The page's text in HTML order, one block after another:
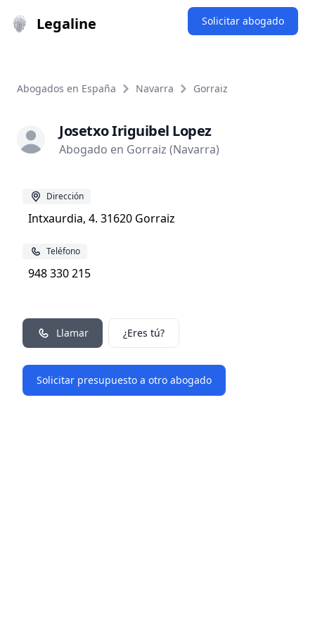
Legaline Solicitar abogado
Abogados en España Navarra Gorraiz
Josetxo Iriguibel Lopez
Abogado en Gorraiz (Navarra)
Dirección
Intxaurdia, 4. 31620 Gorraiz
Teléfono
948 330 215
Llamar ¿Eres tú?
Solicitar presupuesto a otro abogado